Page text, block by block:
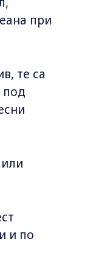
при
те са
под
и по